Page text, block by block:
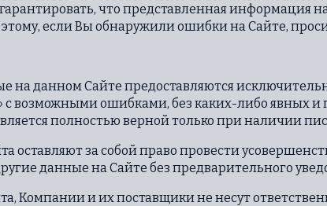
что представленная информация
если Вы обнаружили ошибки на Сайте,
на данном Сайте предоставляются
с возможными ошибками, без каких-либо явных
полностью верной только при наличии
оставляют за собой право провести
данные на Сайте без предварительного
Компании и их поставщики не несут